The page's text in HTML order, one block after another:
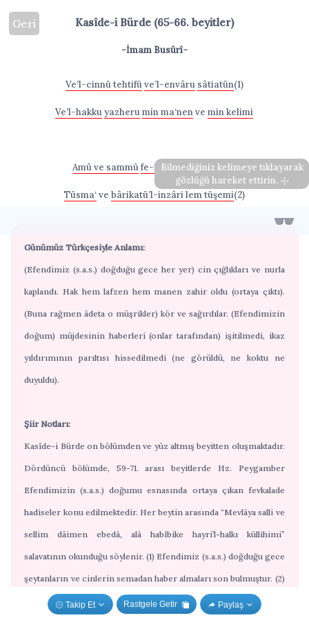
Geri Kasîde-i Bürde (65-66. beyitler)
-İmam Busûrî-
Ve’l-cinnü tehtifüve’l-envâru sâtiatün(1)
Ve’l-hakku yazheru min ma‘nenvemin kelimi
Amû ve sammûfe-i‘lânü’l-beşâirilem
Tüsma‘ve bârikatü’l-inzâri lem tüşemi(2)
Günümüz Türkçesiyle Anlamı:
(Efendimiz (s.a.s.) doğduğu gece her yer) cin çığlıkları ve nurla
kaplandı. Hak hem lafzen hem manen zahir oldu (ortaya çıktı).
(Buna rağmen âdeta o müşrikler) kör ve sağırdılar. (Efendimizin
doğum) müjdesinin haberleri (onlar tarafından) işitilmedi, ikaz
yıldırımının parıltısı hissedilmedi (ne görüldü, ne koktu ne
duyuldu).
Şiir Notları:
Kasîde-i Bürde on bölümden ve yüz altmış beyitten oluşmaktadır.
Dördüncü bölümde, 59-71. arası beyitlerde Hz. Peygamber
Efendimizin (s.a.s.) doğumu esnasında ortaya çıkan fevkalade
hadiseler konu edilmektedir. Her beytin arasında “Mevlâya salli ve
sellim dâimen ebedâ, alâ habîbike hayri’l-halkı küllihimi”
salavatının okunduğu söylenir. (1) Efendimiz (s.a.s.) doğduğu gece
şeytanların ve cinlerin semadan haber almaları son bulmuştur. (2)
Yıldırım: Şimşek ve gök gürültüsünden oluşur. Yanma kokusu,
Takip Et Rastgele Getir Paylaş
Bilmediğiniz kelimeye tıklayarak
gözlüğü hareket ettirin.